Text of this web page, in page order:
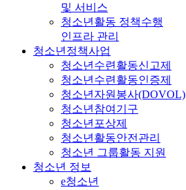
및 서비스
청소년활동 정책수행
인프라 관리
청소년정책사업
청소년수련활동신고제
청소년수련활동인증제
청소년자원봉사(DOVOL)
청소년참여기구
청소년포상제
청소년활동안전관리
청소년 그룹활동 지원
청소년 정보
e청소년